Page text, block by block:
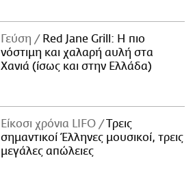
Γεύση
Red Jane Grill: Η πιο
νόστιμη και χαλαρή αυλή στα
Χανιά (ίσως και στην Ελλάδα)
Είκοσι χρόνια LIFO
Tρεις
σημαντικοί Έλληνες μουσικοί, τρεις
μεγάλες απώλειες